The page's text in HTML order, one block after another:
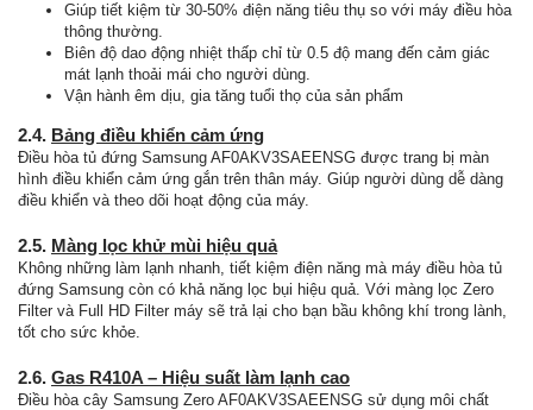
Giúp tiết kiệm từ 30-50% điện năng tiêu thụ so với máy điều hòa
thông thường.
Biên độ dao động nhiệt thấp chỉ từ 0.5 độ mang đến cảm giác
mát lạnh thoải mái cho người dùng.
Vận hành êm dịu, gia tăng tuổi thọ của sản phẩm
2.4. Bảng điều khiển cảm ứng
Điều hòa tủ đứng Samsung AF0AKV3SAEENSG được trang bị màn
hình điều khiển cảm ứng gắn trên thân máy. Giúp người dùng dễ dàng
điều khiển và theo dõi hoạt động của máy.
2.5. Màng lọc khử mùi hiệu quả
Không những làm lạnh nhanh, tiết kiệm điện năng mà máy điều hòa tủ
đứng Samsung còn có khả năng lọc bụi hiệu quả. Với màng lọc Zero
Filter và Full HD Filter máy sẽ trả lại cho bạn bầu không khí trong lành,
tốt cho sức khỏe.
2.6. Gas R410A – Hiệu suất làm lạnh cao
Điều hòa cây Samsung Zero AF0AKV3SAEENSG sử dụng môi chất